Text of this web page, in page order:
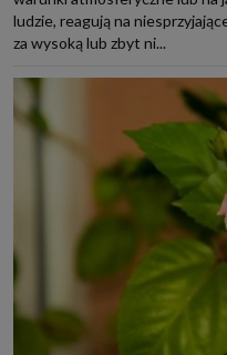
ludzie, reagują na
za wysoką lub zbyt ni...